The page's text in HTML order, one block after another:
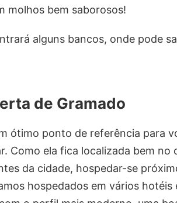
molhos bem saborosos!
alguns bancos, onde pode
de Gramado
ótimo ponto de referência para
Como ela fica localizada bem no
da cidade, hospedar-se
hospedados em vários